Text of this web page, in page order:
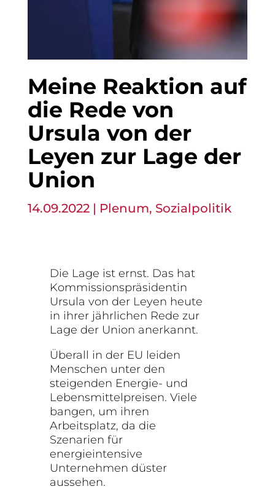
Meine Reaktion auf
die Rede von
Ursula von der
Leyen zur Lage der
Union
14.09.2022| Plenum, Sozialpolitik
Die Lage ist ernst. Das hat
Kommissionspräsidentin
Ursula von der Leyen heute
in ihrer jährlichen Rede zur
Lage der Union anerkannt.
Überall in der EU leiden
Menschen unter den
steigenden Energie- und
Lebensmittelpreisen. Viele
bangen, um ihren
Arbeitsplatz, da die
Szenarien für
energieintensive
Unternehmen düster
aussehen.